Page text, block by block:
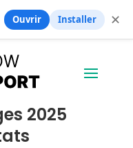
2025
Ouvrir Installer ✕